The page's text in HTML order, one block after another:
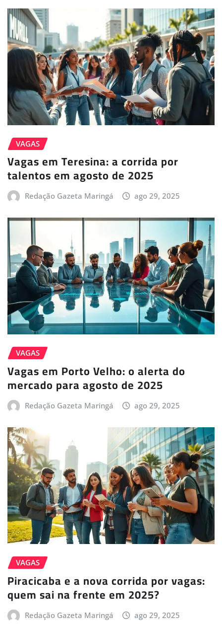
VAGAS
Vagas em Teresina: a corrida por
talentos em agosto de 2025
Redação Gazeta Maringá ago 29, 2025
VAGAS
Vagas em Porto Velho: o alerta do
mercado para agosto de 2025
Redação Gazeta Maringá ago 29, 2025
VAGAS
Piracicaba e a nova corrida por vagas:
quem sai na frente em 2025?
Redação Gazeta Maringá ago 29, 2025